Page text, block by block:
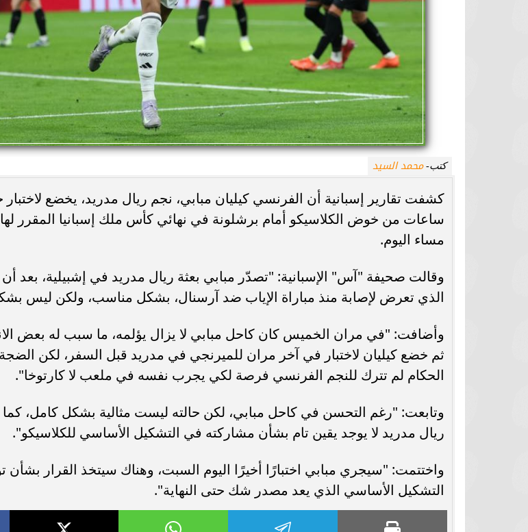
كتب-محمد السيد
كشفت تقارير إسبانية أن الفرنسي كيليان مبابي، نجم ريال مدريد، يخضع
ساعات من خوض الكلاسيكو أمام برشلونة في نهائي كأس ملك إسبانيا المقرر
مساء اليوم.
وقالت صحيفة "آس" الإسبانية: "تصدّر مبابي بعثة ريال مدريد في إشبيلية، بعد
الذي تعرض لإصابة منذ مباراة الإياب ضد آرسنال، بشكل مناسب، ولكن ليس
وأضافت: "في مران الخميس كان كاحل مبابي لا يزال يؤلمه، ما سبب له بعض
ثم خضع كيليان لاختبار في آخر مران للميرنجي في مدريد قبل السفر، لكن
الحكام لم تترك للنجم الفرنسي فرصة لكي يجرب نفسه في ملعب لا كارتوخا".
وتابعت: "رغم التحسن في كاحل مبابي، لكن حالته ليست مثالية بشكل كامل، كما
ريال مدريد لا يوجد يقين تام بشأن مشاركته في التشكيل الأساسي للكلاسيكو".
واختتمت: "سيجري مبابي اختبارًا أخيرًا اليوم السبت، وهناك سيتخذ القرار بشأن
التشكيل الأساسي الذي يعد مصدر شك حتى النهاية".